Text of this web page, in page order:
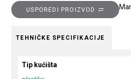
USPOREDI PROIZVOD
TEHNIČKE SPECIFIKACIJE
Tip kućišta